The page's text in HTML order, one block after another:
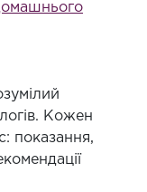
Кожен
показання,